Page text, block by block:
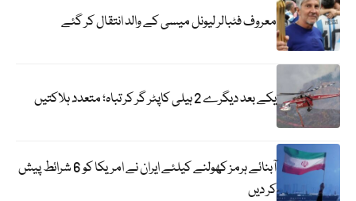
معروف فٹبالر لیونل میسی کے والد انتقال کر گئے
یکے بعد دیگرے 2 ہیلی کاپٹر گر کر تباہ؛ متعدد ہلاکتیں
آبنائے ہرمز کھولنے کیلئے ایران نے امریکا کو 6 شرائط پیش
کر دیں